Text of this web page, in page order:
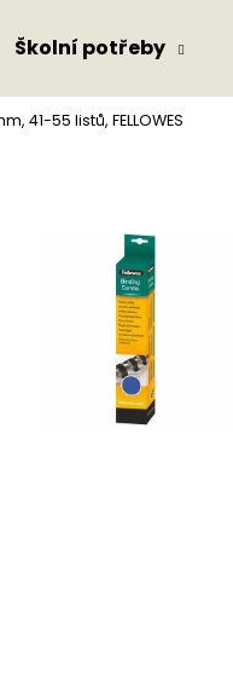
Školní potřeby
41-55 listů, FELLOWES
najít?
Doporučujeme